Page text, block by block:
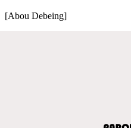
[Abou Debeing]